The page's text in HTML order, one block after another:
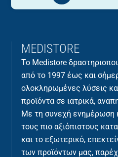
MEDISTORE
Το Medistore
από το 1997 έως και
ολοκληρωμένες λύσεις
προϊόντα σε ιατρικά,
Με τη συνεχή ενημέρωση
τους πιο αξιόπιστους
και το εξωτερικό,
των προϊόντων μας,